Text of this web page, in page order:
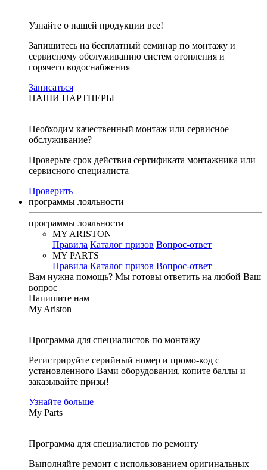
Узнайте о нашей продукции все!
Запишитесь на бесплатный семинар по монтажу и
сервисному обслуживанию систем отопления и
горячего водоснабжения
Записаться
НАШИ ПАРТНЕРЫ
Необходим качественный монтаж или сервисное
обслуживание?
Проверьте срок действия сертификата монтажника или
сервисного специалиста
Проверить
программы лояльности
программы лояльности
MY ARISTON
Правила Каталог призов Вопрос-ответ
MY PARTS
Правила Каталог призов Вопрос-ответ
Вам нужна помощь? Мы готовы ответить на любой Ваш
вопрос
Напишите нам
My Ariston
Программа для специалистов по монтажу
Регистрируйте серийный номер и промо-код с
установленного Вами оборудования, копите баллы и
заказывайте призы!
Узнайте больше
My Parts
Программа для специалистов по ремонту
Выполняйте ремонт с использованием оригинальных